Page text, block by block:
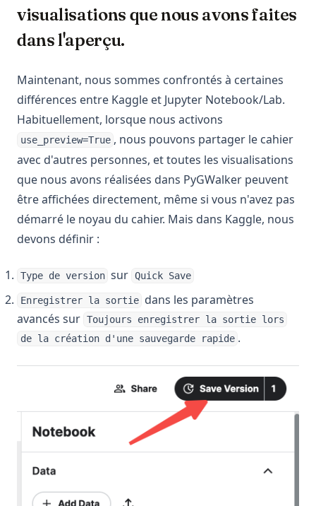
visualisations que nous avons faites
dans l'aperçu.
Maintenant, nous sommes confrontés à certaines
différences entre Kaggle et Jupyter Notebook/Lab.
Habituellement, lorsque nous activons
use_preview=True , nous pouvons partager le cahier
avec d'autres personnes, et toutes les visualisations
que nous avons réalisées dans PyGWalker peuvent
être affichées directement, même si vous n'avez pas
démarré le noyau du cahier. Mais dans Kaggle, nous
devons définir :
Type de version sur Quick Save
Enregistrer la sortie dans les paramètres
avancés sur Toujours enregistrer la sortie lors
de la création d'une sauvegarde rapide .